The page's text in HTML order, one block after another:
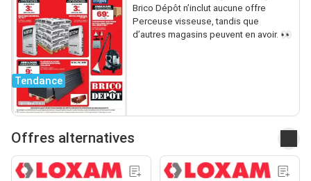
Tendance
Brico Dépôt n’inclut aucune offre
Perceuse visseuse, tandis que
d’autres magasins peuvent en avoir. 👀
Offres alternatives